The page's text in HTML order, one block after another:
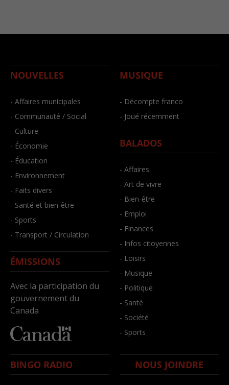
NOUVELLES
- Affaires municipales
- Communauté / Social
- Culture
- Économie
- Éducation
- Environnement
- Faits divers
- Santé et bien-être
- Sports
- Transport / Circulation
ÉMISSIONS
Avec la participation du
gouvernement du
Canada
MUSIQUE
- Décompte franco
- Joué récemment
BALADOS
- Affaires
- Art de vivre
- Bien-être
- Emploi
- Finances
- Infos citoyennes
- Loisirs
- Musique
- Politique
- Santé
- Société
- Sports
BINGO RADIO NOUS JOINDRE